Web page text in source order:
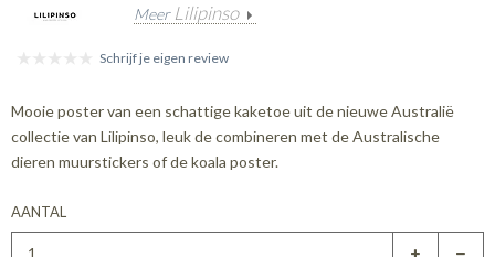
Meer Lilipinso
Schrijf je eigen review
Mooie poster van een schattige kaketoe uit de nieuwe Australië
collectie van Lilipinso, leuk de combineren met de Australische
dieren muurstickers of de koala poster.
AANTAL